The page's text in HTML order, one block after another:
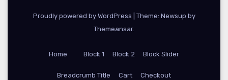
Proudly powered by WordPress
Theme: Newsup by
Themeansar.
Home Block 1 Block 2 Block Slider
Breadcrumb Title Cart Checkout